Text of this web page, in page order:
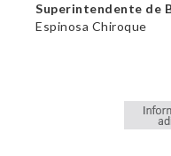
Superintendente de
Espinosa Chiroque